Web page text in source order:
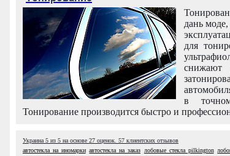
дань
для
в
Тонирование производится быстро и
Украина 5 из 5 на основе 27 оценок. 57 клиентских отзывов
автостекла на иномарки автостекла на заказ лобовые стекла pilkington